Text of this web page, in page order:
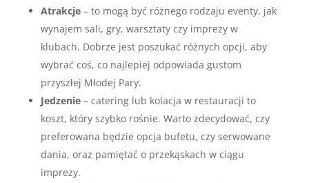
Atrakcje– to mogą być różnego rodzaju eventy, jak
wynajem sali, gry, warsztaty czy imprezy w
klubach. Dobrze jest poszukać różnych opcji, aby
wybrać coś, co najlepiej odpowiada gustom
przyszłej Młodej Pary.
Jedzenie– catering lub kolacja w restauracji to
koszt, który szybko rośnie. Warto zdecydować, czy
preferowana będzie opcja bufetu, czy serwowane
dania, oraz pamiętać o przekąskach w ciągu
imprezy.